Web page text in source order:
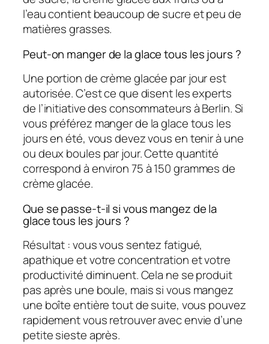
l’eau contient beaucoup de sucre et peu de
matières grasses.
Peut-on manger de la glace tous les jours ?
Une portion de crème glacée par jour est
autorisée. C’est ce que disent les experts
de l’initiative des consommateurs à Berlin. Si
vous préférez manger de la glace tous les
jours en été, vous devez vous en tenir à une
ou deux boules par jour. Cette quantité
correspond à environ 75 à 150 grammes de
crème glacée.
Que se passe-t-il si vous mangez de la
glace tous les jours ?
Résultat : vous vous sentez fatigué,
apathique et votre concentration et votre
productivité diminuent. Cela ne se produit
pas après une boule, mais si vous mangez
une boîte entière tout de suite, vous pouvez
rapidement vous retrouver avec envie d’une
petite sieste après.